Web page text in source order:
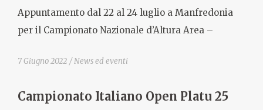
Appuntamento dal 22 al 24 luglio a Manfredonia
per il Campionato Nazionale d’Altura Area –
7 Giugno 2022 News ed eventi
Campionato Italiano Open Platu 25